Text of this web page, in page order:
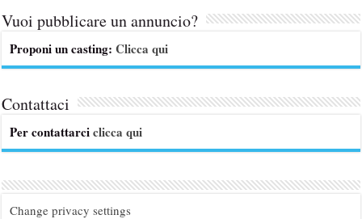
Vuoi pubblicare un annuncio?
Proponi un casting:Clicca qui
Contattaci
Per contattarciclicca qui
Change privacy settings